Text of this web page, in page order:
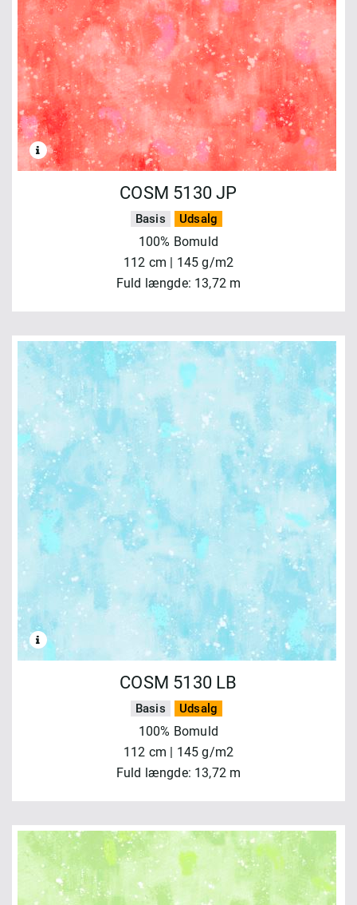
COSM 5130 JP
Basis Udsalg
100% Bomuld
112 cm | 145 g/m2
Fuld længde: 13,72 m
COSM 5130 LB
Basis Udsalg
100% Bomuld
112 cm | 145 g/m2
Fuld længde: 13,72 m